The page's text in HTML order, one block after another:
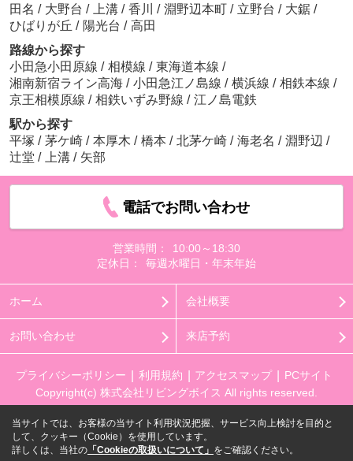
田名 / 大野台 / 上溝 / 香川 / 淵野辺本町 / 立野台 / 大鋸 /
ひばりが丘 / 陽光台 / 高田
路線から探す
小田急小田原線 / 相模線 / 東海道本線 /
湘南新宿ライン高海 / 小田急江ノ島線 / 横浜線 / 相鉄本線 /
京王相模原線 / 相鉄いずみ野線 / 江ノ島電鉄
駅から探す
平塚 / 茅ケ崎 / 本厚木 / 橋本 / 北茅ケ崎 / 海老名 / 淵野辺 /
辻堂 / 上溝 / 矢部
電話でお問い合わせ
営業時間：
10:00～18:30
定休日：
毎週水曜日・年末年始
ホーム 会社概要
お問い合わせ 来店予約
プライバシーポリシー 利用規約 アクセスマップ
PCサイト
Copyright(c) 株式会社リビングボイス All rights reserved.
当サイトでは、お客様の当サイト利用状況把握、サービス向上検討を目的と
して、クッキー（Cookie）を使用しています。
詳しくは、当社の 「Cookieの取扱いについて」 をご確認ください。